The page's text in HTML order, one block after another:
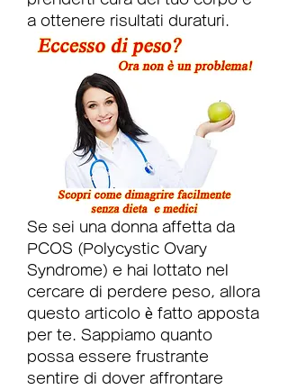
a ottenere risultati duraturi.
Se sei una donna affetta da
PCOS (Polycystic Ovary
Syndrome) e hai lottato nel
cercare di perdere peso, allora
questo articolo è fatto apposta
per te. Sappiamo quanto
possa essere frustrante
sentire di dover affrontare